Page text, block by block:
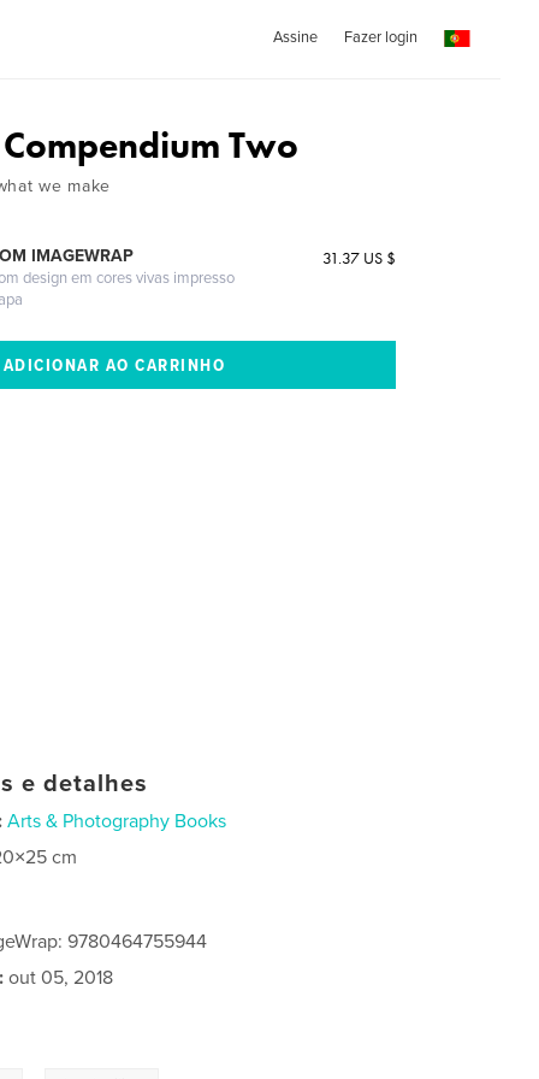
Assine Fazer login
Two
we make
IMAGEWRAP
design em cores vivas impresso
31.37 US $
e detalhes
Arts & Photography Books
cm
9780464755944
out 05, 2018